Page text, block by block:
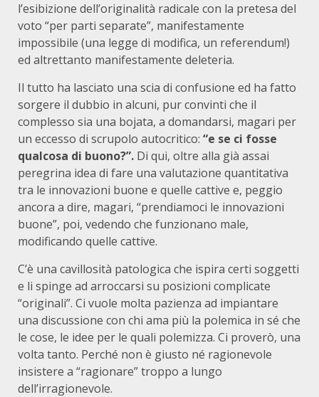
l’esibizione dell’originalità radicale con la pretesa del
voto “per parti separate”, manifestamente
impossibile (una legge di modifica, un referendum!)
ed altrettanto manifestamente deleteria.
Il tutto ha lasciato una scia di confusione ed ha fatto
sorgere il dubbio in alcuni, pur convinti che il
complesso sia una bojata, a domandarsi, magari per
un eccesso di scrupolo autocritico: “e se ci fosse
qualcosa di buono?”. Di qui, oltre alla già assai
peregrina idea di fare una valutazione quantitativa
tra le innovazioni buone e quelle cattive e, peggio
ancora a dire, magari, “prendiamoci le innovazioni
buone”, poi, vedendo che funzionano male,
modificando quelle cattive.
C’è una cavillosità patologica che ispira certi soggetti
e li spinge ad arroccarsi su posizioni complicate
“originali”. Ci vuole molta pazienza ad impiantare
una discussione con chi ama più la polemica in sé che
le cose, le idee per le quali polemizza. Ci proverò, una
volta tanto. Perché non è giusto né ragionevole
insistere a “ragionare” troppo a lungo
dell’irragionevole.